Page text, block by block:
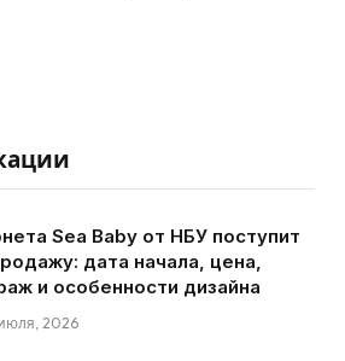
Sea Baby от НБУ поступит
дата начала, цена,
и особенности дизайна
2026